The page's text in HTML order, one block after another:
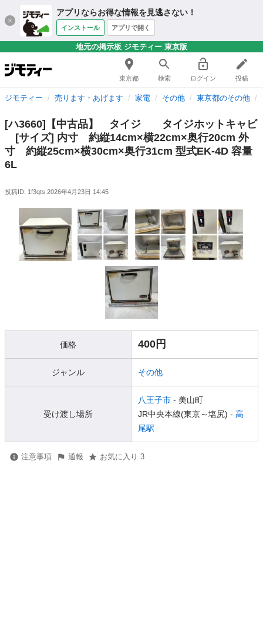
アプリならお得な情報を見逃さない！
インストール アプリで開く
地元の掲示板 ジモティー 東京版
東京都 検索 ログイン 投稿
ジモティー 売ります・あげます 家電 その他 東京都のその他
[ハ3660]【中古品】 タイジ タイジホットキャビ
[サイズ] 内寸 約縦14cm×横22cm×奥行20cm 外
寸 約縦25cm×横30cm×奥行31cm 型式EK-4D 容量
6L
投稿ID: 1f3qts 2026年4月23日 14:45
価格 400円
ジャンル その他
受け渡し場所
八王子市 - 美山町
JR中央本線(東京～塩尻) - 高
尾駅
注意事項 通報 お気に入り 3